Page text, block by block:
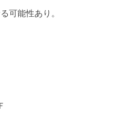
可能性あり。